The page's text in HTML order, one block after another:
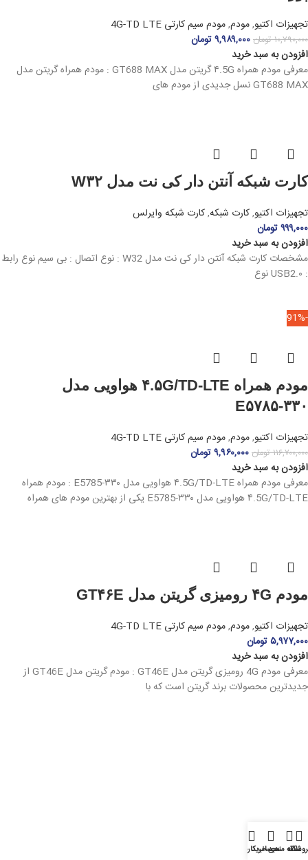
تجهیزات اکتیو,مودم,مودم سیم کارتی 4G-TD LTE
۱۰,۷۹۰,۰۰۰تومان۹,۹۸۹,۰۰۰تومان
افزودن به سبد خرید
معرفی مودم همراه ۴.5G گریتن مدل GT688 MAX : مودم همراه گریتن مدل
GT688 MAX نسل جدیدی از مودم‌ های
کارت شبکه آنتن دار کی نت مدل W۳۲
تجهیزات اکتیو,کارت شبکه,کارت شبکه وایرلس
۹۹۹,۰۰۰تومان
افزودن به سبد خرید
مشخصات کارت شبکه آنتن دار کی نت مدل W32 : نوع اتصال : بی سیم نوع رابط
: USB2.۰ نوع
-91%
مودم همراه ۴.۵G/TD-LTE هواویی مدل
E۵۷۸۵-۳۳۰
تجهیزات اکتیو,مودم,مودم سیم کارتی 4G-TD LTE
۱۱۶,۷۰۰,۰۰۰تومان۹,۹۶۰,۰۰۰تومان
افزودن به سبد خرید
معرفی مودم همراه ۴.5G/TD-LTE هواویی مدل E5785-۳۳۰ : مودم همراه
۴.5G/TD-LTE هواویی مدل E5785-۳۳۰ یکی از بهترین مودم های همراه
مودم ۴G رومیزی گریتن مدل GT۴۶E
تجهیزات اکتیو,مودم,مودم سیم کارتی 4G-TD LTE
۵,۹۷۷,۰۰۰تومان
افزودن به سبد خرید
معرفی مودم 4G رومیزی گریتن مدل GT46E : مودم گریتن مدل GT46E از
جدیدترین محصولات برند گریتن است که با
علاقه مندیسبد خرید
حساب کاربری من